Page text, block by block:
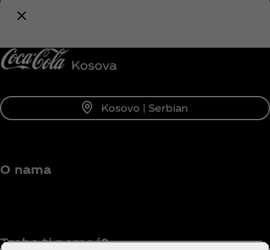
stvarima vezanim za Coca‑Cola!
Kosovo | Serbian
O nama
Treba ti pomoć?